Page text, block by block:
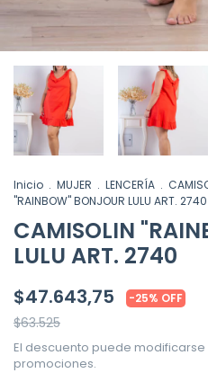
Inicio . MUJER . LENCERÍA .
"RAINBOW" BONJOUR LULU ART. 2740
CAMISOLIN
LULU ART. 2740
$47.643,75 -25% OFF
$63.525
El descuento puede
promociones.